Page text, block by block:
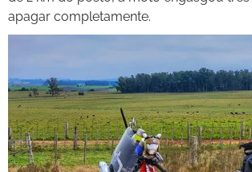
apagar completamente.